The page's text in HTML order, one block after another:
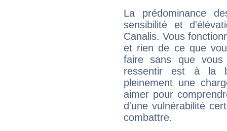
La prédominance
sensibilité et
Canalis. Vous
et rien de ce que
faire sans que
ressentir est à la
pleinement une
aimer pour
d'une vulnérabilité
combattre.